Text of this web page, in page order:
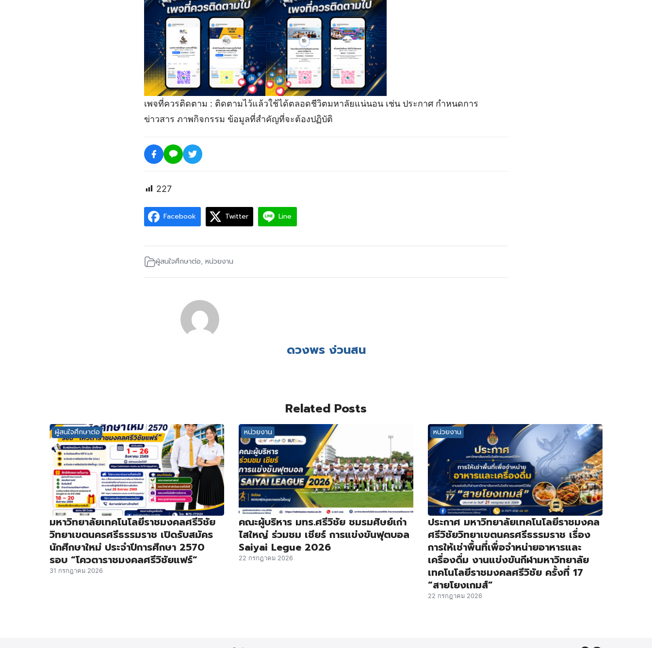
เพจที่ควรติดตาม : ติดตามไว้แล้วใช้ได้ตลอดชีวิตมหาลัยแน่นอน เช่น ประกาศ กำหนดการ
ข่าวสาร ภาพกิจกรรม ข้อมูลที่สำคัญที่จะต้องปฏิบัติ
227
Facebook Twitter Line
ผู้สนใจศึกษาต่อ, หน่วยงาน
ดวงพร ง่วนสน
Related Posts
ผู้สนใจศึกษาต่อ
มหาวิทยาลัยเทคโนโลยีราชมงคลศรีวิชัย
วิทยาเขตนครศรีธรรมราช เปิดรับสมัคร
นักศึกษาใหม่ ประจำปีการศึกษา 2570
รอบ “โควตาราชมงคลศรีวิชัยแฟร์”
31 กรกฎาคม 2026
หน่วยงาน
คณะผู้บริหาร มทร.ศรีวิชัย ชมรมศิษย์เก่า
ไสใหญ่ ร่วมชม เชียร์ การแข่งขันฟุตบอล
Saiyai Legue 2026
22 กรกฎาคม 2026
หน่วยงาน
ประกาศ มหาวิทยาลัยเทคโนโลยีราชมงคล
ศรีวิชัยวิทยาเขตนครศรีธรรมราช เรื่อง
การให้เช่าพื้นที่เพื่อจำหน่ายอาหารและ
เครื่องดื่ม งานแข่งขันกีฬามหาวิทยาลัย
เทคโนโลยีราชมงคลศรีวิชัย ครั้งที่ 17
“สายโยงเกมส์”
22 กรกฎาคม 2026